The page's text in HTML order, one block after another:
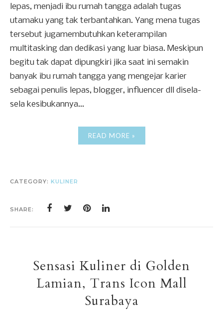
lepas, menjadi ibu rumah tangga adalah tugas
utamaku yang tak terbantahkan. Yang mena tugas
tersebut jugamembutuhkan keterampilan
multitasking dan dedikasi yang luar biasa. Meskipun
begitu tak dapat dipungkiri jika saat ini semakin
banyak ibu rumah tangga yang mengejar karier
sebagai penulis lepas, blogger, influencer dll disela-
sela kesibukannya...
READ MORE »
CATEGORY: KULINER
SHARE:
Sensasi Kuliner di Golden
Lamian, Trans Icon Mall
Surabaya